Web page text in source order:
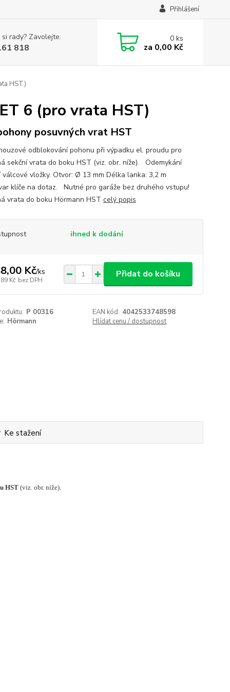
Přihlášení
rady? Zavolejte.
818
0ks
za 0,00 Kč
HST)
6 (pro vrata HST)
posuvných vrat HST
odblokování pohonu při výpadku el. proudu pro
sekční vrata do boku HST (viz. obr. níže). Odemykání
válcové vložky. Otvor: Ø 13 mm Délka lanka: 3,2 m
klíče na dotaz. Nutné pro garáže bez druhého vstupu!
vrata do boku Hörmann HST celý popis
ihned k dodání
Kč/ks
Kč bez DPH
Přidat do košíku
P 00316 EAN kód: 4042533748598
Hörmann Hlídat cenu / dostupnost
Ke stažení
HST(viz. obr. níže).